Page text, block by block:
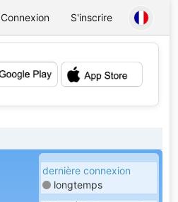
Connexion S'inscrire
💕
dernière connexion
longtemps